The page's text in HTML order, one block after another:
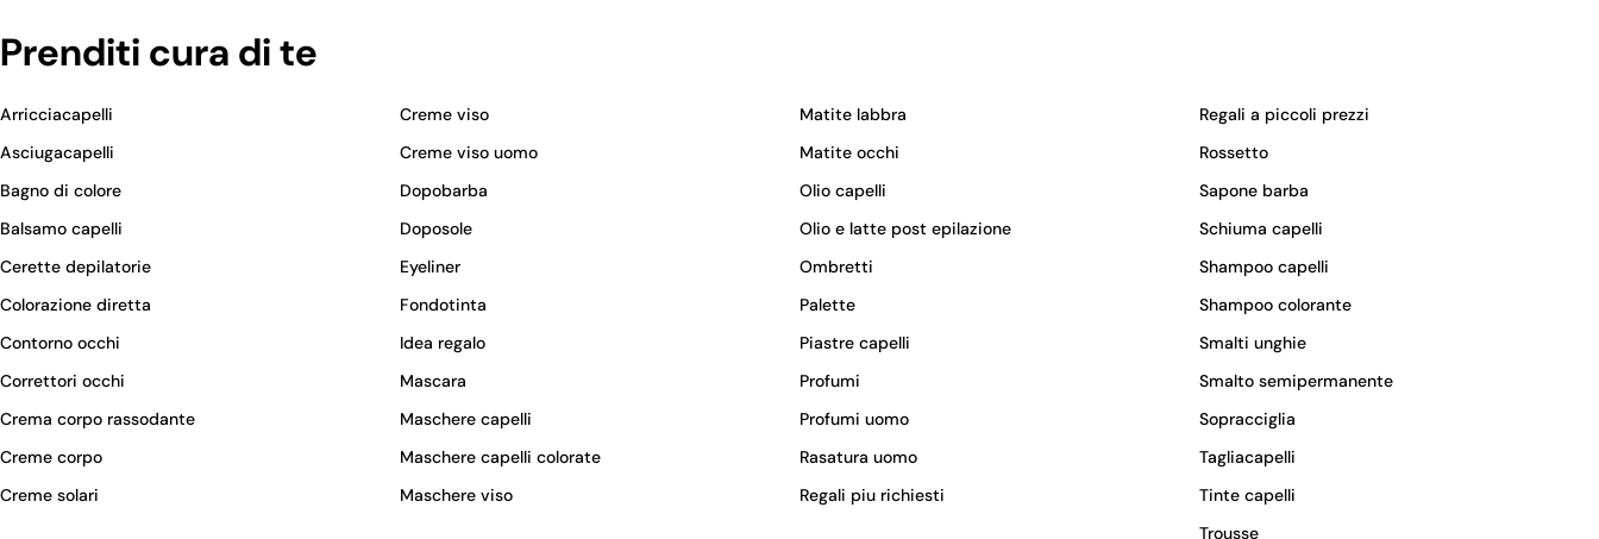
Prenditi cura di te
Arricciacapelli
Asciugacapelli
Bagno di colore
Balsamo capelli
Cerette depilatorie
Colorazione diretta
Contorno occhi
Correttori occhi
Crema corpo rassodante
Creme corpo
Creme solari
Creme viso
Creme viso uomo
Dopobarba
Doposole
Eyeliner
Fondotinta
Idea regalo
Mascara
Maschere capelli
Maschere capelli colorate
Maschere viso
Matite labbra
Matite occhi
Olio capelli
Olio e latte post epilazione
Ombretti
Palette
Piastre capelli
Profumi
Profumi uomo
Rasatura uomo
Regali piu richiesti
Regali a piccoli prezzi
Rossetto
Sapone barba
Schiuma capelli
Shampoo capelli
Shampoo colorante
Smalti unghie
Smalto semipermanente
Sopracciglia
Tagliacapelli
Tinte capelli
Trousse